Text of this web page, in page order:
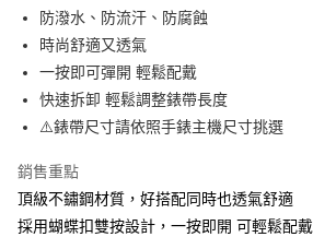
Apple Pay
街口支付
悠遊付
Google Pay
ATM付款
運送方式
防潑水、防流汗、防腐蝕
時尚舒適又透氣
一按即可彈開 輕鬆配戴
快速拆卸 輕鬆調整錶帶長度
⚠️錶帶尺寸請依照手錶主機尺寸挑選
銷售重點
頂級不鏽鋼材質，好搭配同時也透氣舒適
採用蝴蝶扣雙按設計，一按即開 可輕鬆配戴